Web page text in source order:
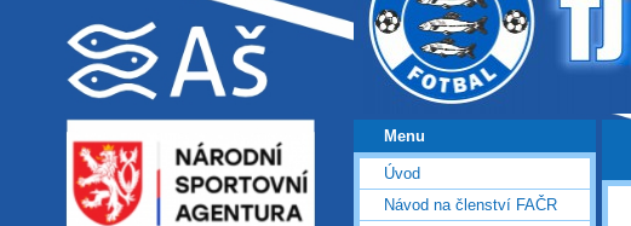
Menu
Úvod
Návod na členství FAČR